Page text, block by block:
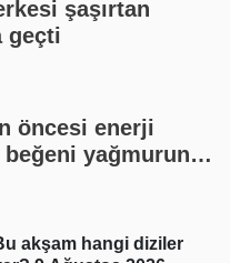
şaşırtan
geçti
öncesi enerji
yağmuruna
akşam hangi diziler